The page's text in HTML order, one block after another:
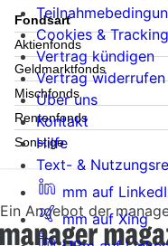
Fondsart
Aktienfonds
Geldmarktfonds
Mischfonds
Rentenfonds
Sonstige
Ein Angebot der
Cookies & Tracking
Vertrag kündigen
Vertrag widerrufen
Über uns
Kontakt
Hilfe
Text- &
mm auf
mm auf Xing